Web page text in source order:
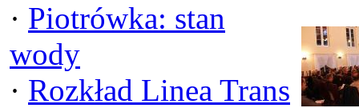
· Piotrówka: stan
wody
· Rozkład Linea Trans